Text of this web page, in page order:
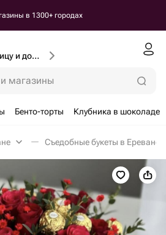
в 1300+ городах
Введите город, улицу и дом доставки
магазины
Бенто-торты Клубника в шоколаде
Съедобные букеты в Ереване